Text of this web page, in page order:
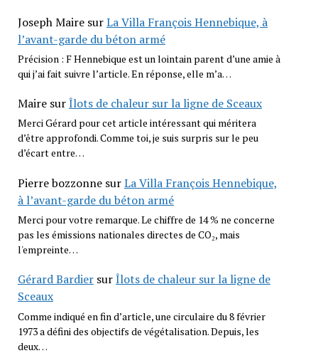
Joseph MairesurLa Villa François Hennebique, à
l’avant-garde du béton armé
Précision : F Hennebique est un lointain parent d’une amie à
qui j’ai fait suivre l’article. En réponse, elle m’a…
MairesurÎlots de chaleur sur la ligne de Sceaux
Merci Gérard pour cet article intéressant qui méritera
d’être approfondi. Comme toi, je suis surpris sur le peu
d’écart entre…
Pierre bozzonnesurLa Villa François Hennebique,
à l’avant-garde du béton armé
Merci pour votre remarque. Le chiffre de 14 % ne concerne
pas les émissions nationales directes de CO₂, mais
l'empreinte…
Gérard BardiersurÎlots de chaleur sur la ligne de
Sceaux
Comme indiqué en fin d’article, une circulaire du 8 février
1973 a défini des objectifs de végétalisation. Depuis, les
deux…